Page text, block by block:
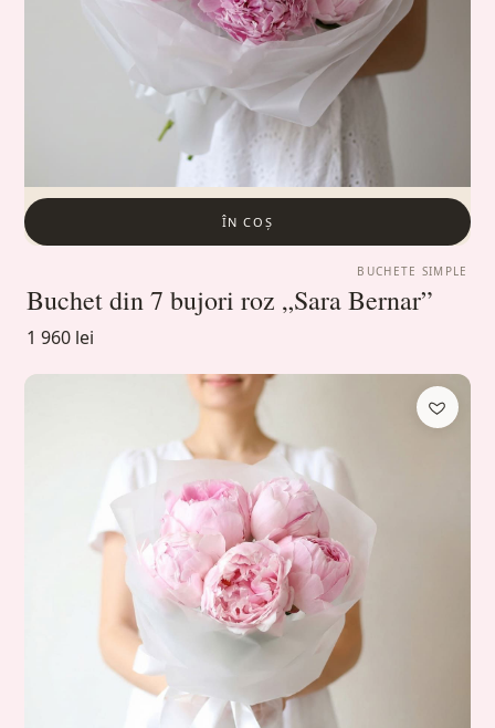
ÎN COȘ
BUCHETE SIMPLE
Buchet din 7 bujori roz „Sara Bernar”
1 960 lei